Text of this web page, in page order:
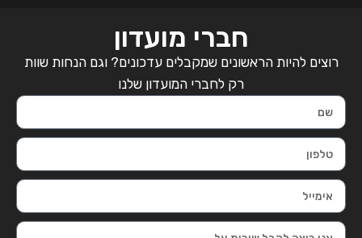
חברי מועדון
רוצים להיות הראשונים שמקבלים עדכונים? וגם הנחות שוות
רק לחברי המועדון שלנו